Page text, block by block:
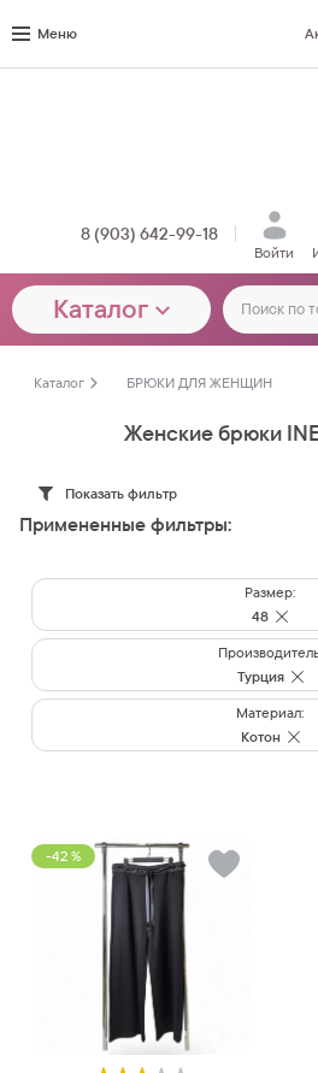
Меню
8 (903) 642-99-18
Войти
Каталог
Каталог БРЮКИ ДЛЯ ЖЕНЩИН
Женские брюки
Показать фильтр
Примененные фильтры:
Размер:
48
Турция
Материал:
Котон
-42 %